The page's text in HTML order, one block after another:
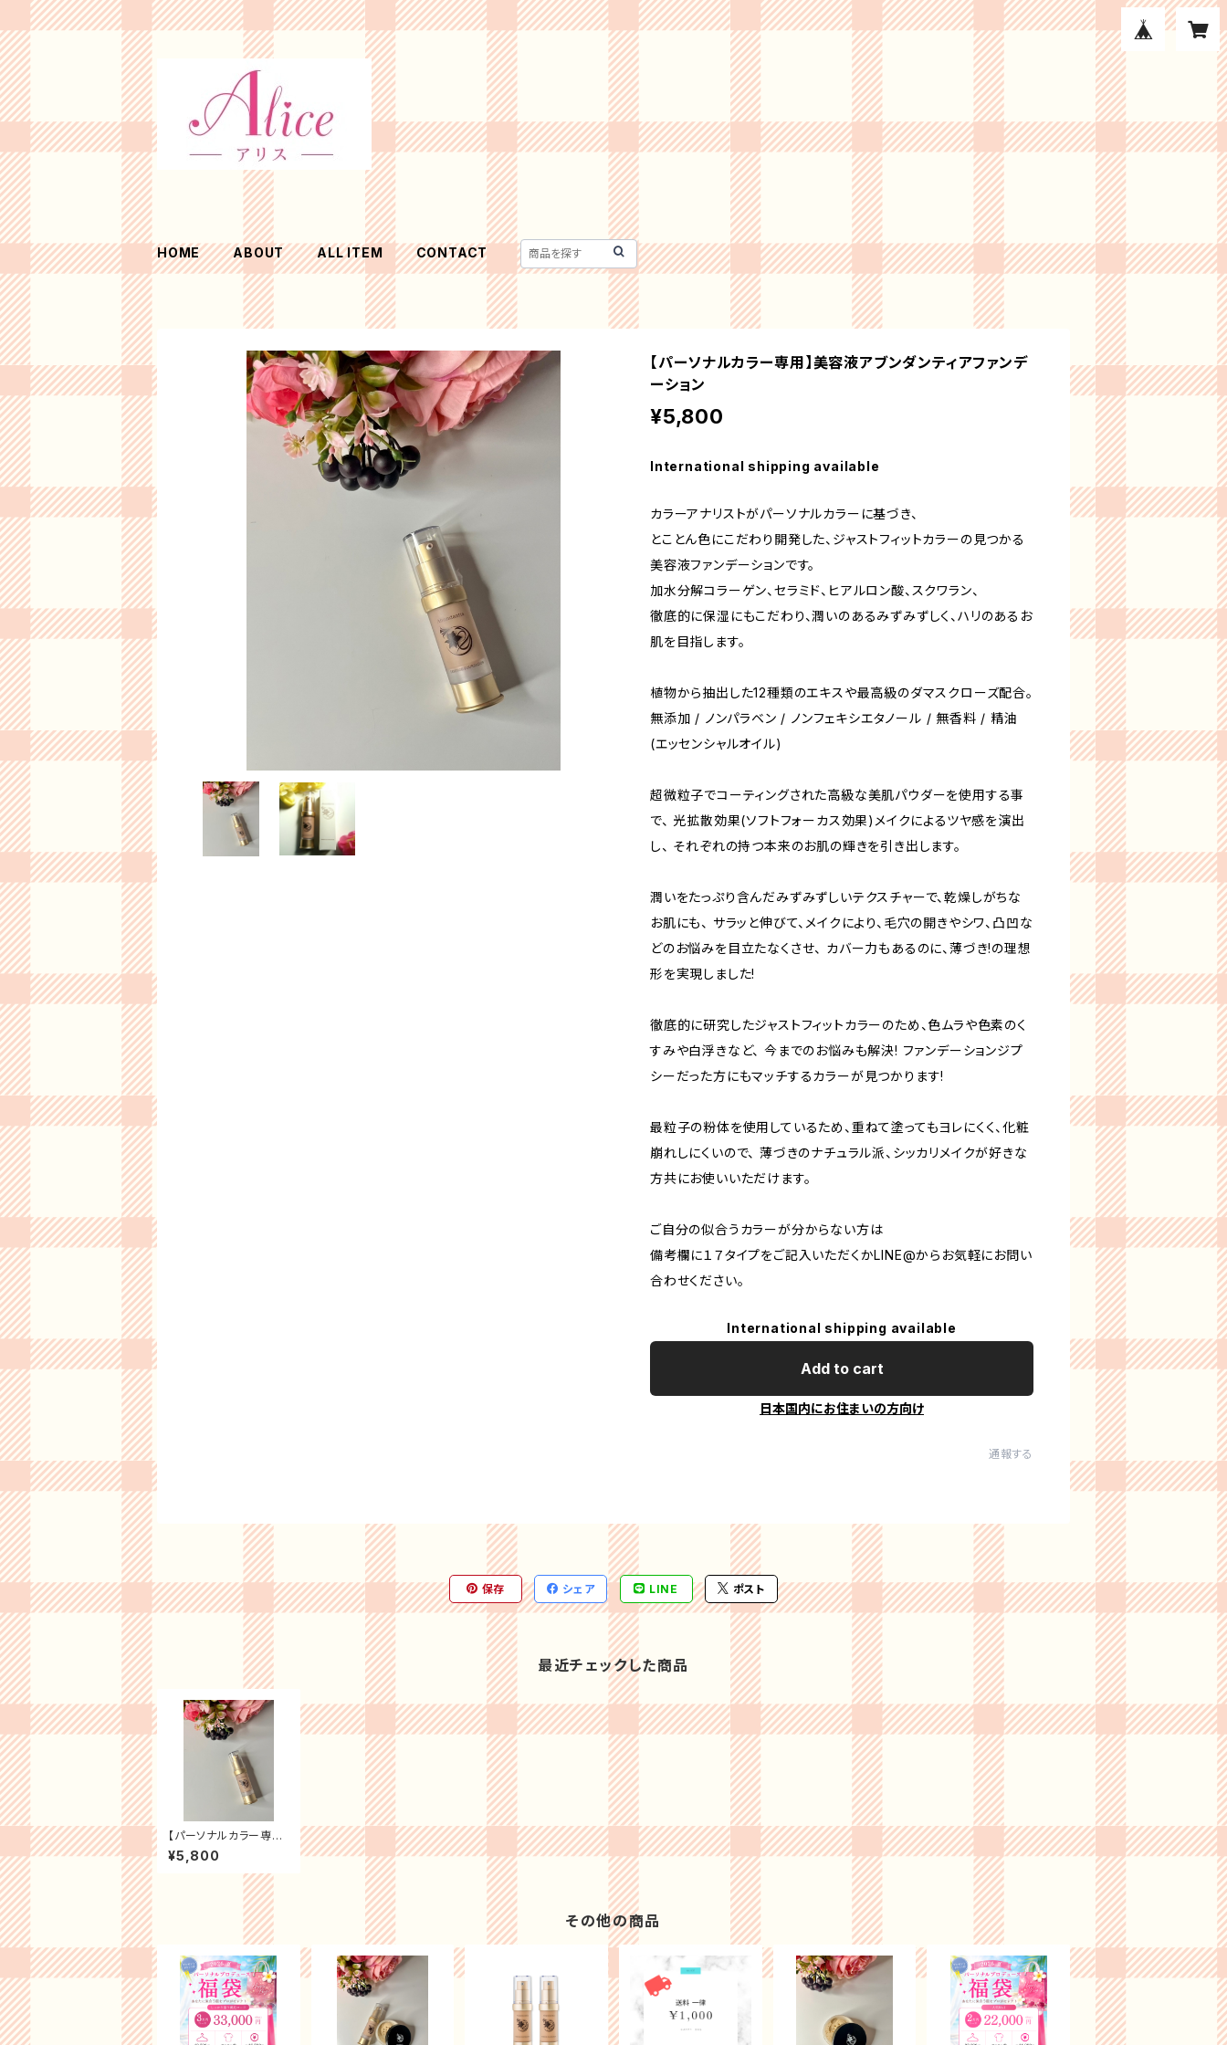
HOME ABOUT ALL ITEM CONTACT
【パーソナルカラー専用】美容液アブンダンティアファンデ
ーション
¥5,800
International shipping available
カラーアナリストがパーソナルカラーに基づき、
とことん色にこだわり開発した、ジャストフィットカラーの見つかる
美容液ファンデーションです。
加水分解コラーゲン、セラミド、ヒアルロン酸、スクワラン、
徹底的に保湿にもこだわり、潤いのあるみずみずしく、ハリのあるお
肌を目指します。
植物から抽出した12種類のエキスや最高級のダマスクローズ配合。
無添加 / ノンパラベン / ノンフェキシエタノール / 無香料 / 精油
(エッセンシャルオイル)
超微粒子でコーティングされた高級な美肌パウダーを使用する事
で、 光拡散効果(ソフトフォーカス効果)メイクによるツヤ感を演出
し、 それぞれの持つ本来のお肌の輝きを引き出します。
潤いをたっぷり含んだみずみずしいテクスチャーで、乾燥しがちな
お肌にも、 サラッと伸びて、メイクにより、毛穴の開きやシワ、凸凹な
どのお悩みを目立たなくさせ、 カバー力もあるのに、薄づき!の理想
形を実現しました!
徹底的に研究したジャストフィットカラーのため、色ムラや色素のく
すみや白浮きなど、 今までのお悩みも解決! ファンデーションジプ
シーだった方にもマッチするカラーが見つかります!
最粒子の粉体を使用しているため、重ねて塗ってもヨレにくく、化粧
崩れしにくいので、 薄づきのナチュラル派、シッカリメイクが好きな
方共にお使いいただけます。
ご自分の似合うカラーが分からない方は
備考欄に１７タイプをご記入いただくかLINE@からお気軽にお問い
合わせください。
International shipping available
Add to cart
日本国内にお住まいの方向け
通報する
保存 シェア LINE ポスト
最近チェックした商品
【パーソナルカラー専
用】美容液アブンダンテ
ィアファンデーション
¥5,800
その他の商品